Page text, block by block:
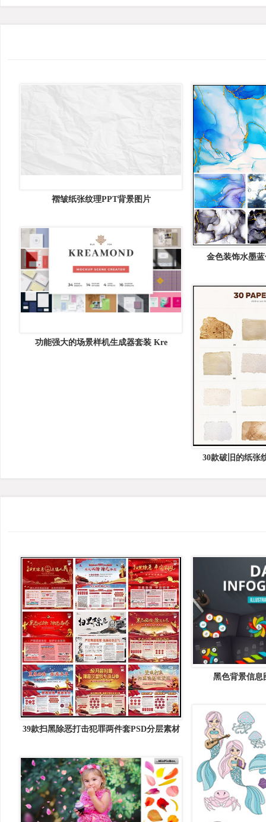
褶皱纸张纹理PPT背景图片
金色装饰水墨
功能强大的场景样机生成器套装 Kre
30款破旧的纸张
39款扫黑除恶打击犯罪两件套PSD分层素材
黑色背景信息